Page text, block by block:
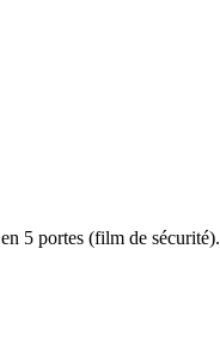
en 5 portes (film de sécurité).